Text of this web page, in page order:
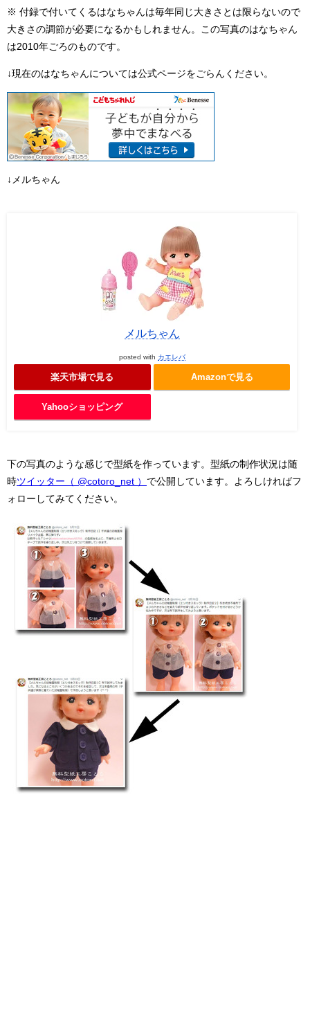
※ 付録で付いてくるはなちゃんは毎年同じ大きさとは限らないので
大きさの調節が必要になるかもしれません。この写真のはなちゃん
は2010年ごろのものです。
↓現在のはなちゃんについては公式ページをごらんください。
↓メルちゃん
メルちゃん
posted with カエレバ
楽天市場で見る Amazonで見る
Yahooショッピング
下の写真のような感じで型紙を作っています。型紙の制作状況は随
時ツイッター（ @cotoro_net ） で公開しています。よろしければフ
ォローしてみてください。